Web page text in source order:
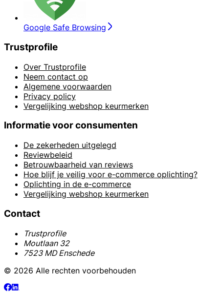
Google Safe Browsing
Trustprofile
Over Trustprofile
Neem contact op
Algemene voorwaarden
Privacy policy
Vergelijking webshop keurmerken
Informatie voor consumenten
De zekerheden uitgelegd
Reviewbeleid
Betrouwbaarheid van reviews
Hoe blijf je veilig voor e-commerce oplichting?
Oplichting in de e-commerce
Vergelijking webshop keurmerken
Contact
Trustprofile
Moutlaan 32
7523 MD Enschede
© 2026 Alle rechten voorbehouden